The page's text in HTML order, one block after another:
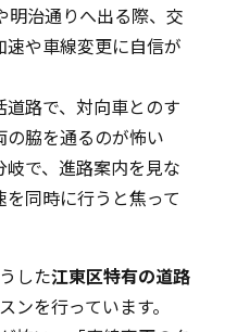
明治通りへ出る際、交
や車線変更に自信が
路で、対向車とのす
脇を通るのが怖い
で、進路案内を見な
同時に行うと焦って
した江東区特有の道路
ンを行っています。